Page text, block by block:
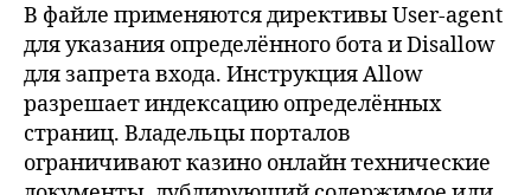
В файле применяются директивы User-agent
для указания определённого бота и Disallow
для запрета входа. Инструкция Allow
разрешает индексацию определённых
страниц. Владельцы порталов
ограничивают казино онлайн технические